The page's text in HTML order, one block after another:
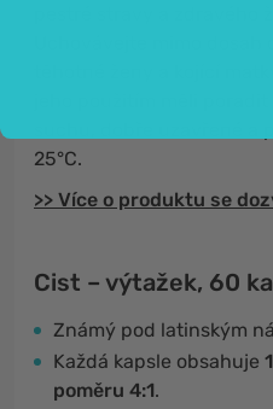
25°C.
>> Více o produktu se
Cist – výtažek, 60
Známý pod latinským
Každá kapsle obsahuje
poměru 4:1.